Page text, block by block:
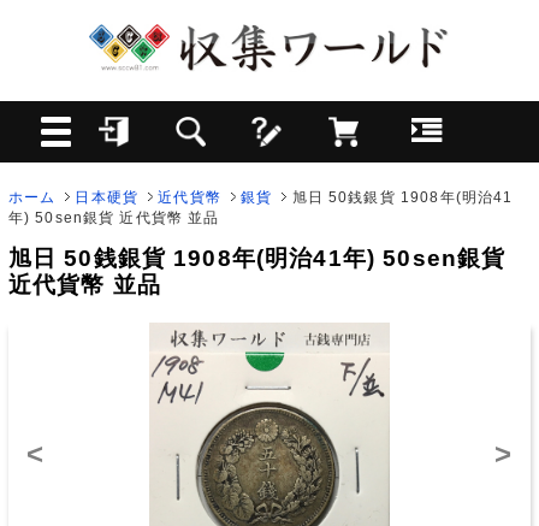
ホーム 日本硬貨 近代貨幣 銀貨
旭日 50銭銀貨 1908年(明治41
年) 50sen銀貨 近代貨幣 並品
旭日 50銭銀貨 1908年(明治41年) 50sen銀貨
近代貨幣 並品
< >